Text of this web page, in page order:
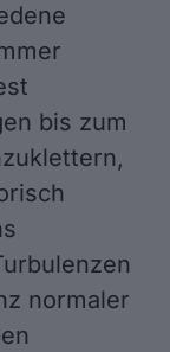
bis zum
normaler